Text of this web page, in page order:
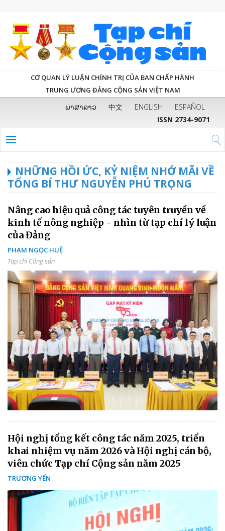
CƠ QUAN LÝ LUẬN CHÍNH TRỊ CỦA BAN CHẤP HÀNH
TRUNG ƯƠNG ĐẢNG CỘNG SẢN VIỆT NAM
ພາສາລາວ 中文 ENGLISH
ESPAÑOL
ISSN 2734-9071
NHỮNG HỒI ỨC, KỶ NIỆM NHỚ MÃI VỀ
TỔNG BÍ THƯ NGUYỄN PHÚ TRỌNG
Nâng cao hiệu quả công tác tuyên truyền về
kinh tế nông nghiệp - nhìn từ tạp chí lý luận
của Đảng
PHẠM NGỌC HUỆ
Tạp chí Cộng sản
Hội nghị tổng kết công tác năm 2025, triển
khai nhiệm vụ năm 2026 và Hội nghị cán bộ,
viên chức Tạp chí Cộng sản năm 2025
TRƯƠNG YẾN